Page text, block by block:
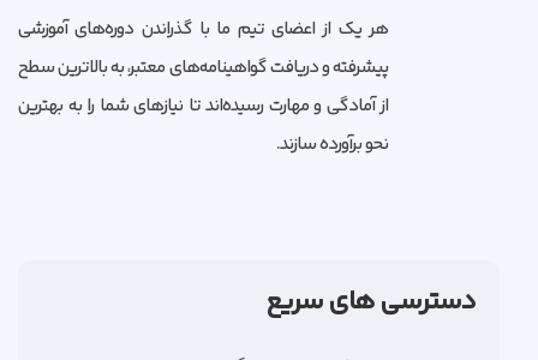
هر یک از اعضای تیم ما با گذراندن دوره‌های آموزشی
پیشرفته و دریافت گواهینامه‌های معتبر، به بالاترین سطح
از آمادگی و مهارت رسیده‌اند تا نیازهای شما را به بهترین
نحو برآورده سازند.
دسترسی های سریع